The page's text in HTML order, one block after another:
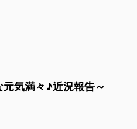
元気満々♪近況報告～